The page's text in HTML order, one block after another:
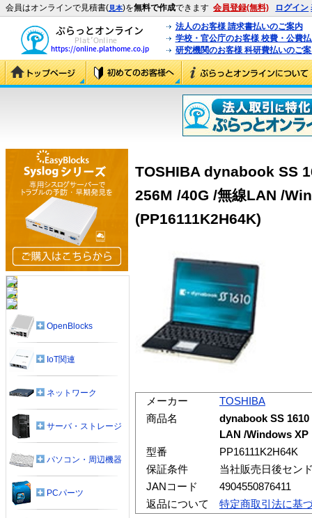
会員はオンラインで見積書(見本)を無料で作成できます 会員登録(無料) ログイン
法人のお客様 請求書払いのご案内
学校・官公庁のお客様 校費・公費
研究機関のお客様 科研費払いのご
TOSHIBA dynabook SS
256M /40G /無線LAN /
(PP16111K2H64K)
メーカー
TOSHIBA
商品名
dynabook SS 1610
LAN /Windows XP
型番
PP16111K2H64K
保証条件
当社販売日後セン
JANコード
4904550876411
返品について
特定商取引法に基
OpenBlocks
IoT関連
ネットワーク
サーバ・ストレージ
パソコン・周辺機器
PCパーツ